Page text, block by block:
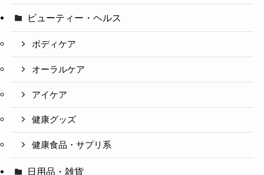
ビューティー・ヘルス
ボディケア
オーラルケア
アイケア
健康グッズ
健康食品・サプリ系
日用品・雑貨